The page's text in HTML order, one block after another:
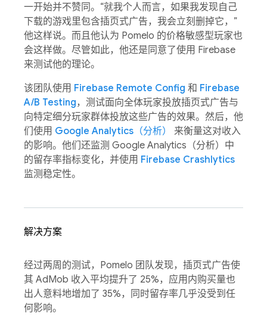
一开始并不赞同。“就我个人而言，如果我发现自己
下载的游戏里包含插页式广告，我会立刻删掉它，”
他这样说。而且他认为 Pomelo 的价格敏感型玩家也
会这样做。尽管如此，他还是同意了使用 Firebase
来测试他的理论。
该团队使用 Firebase Remote Config 和 Firebase
A/B Testing，测试面向全体玩家投放插页式广告与
向特定细分玩家群体投放这些广告的效果。然后，他
们使用 Google Analytics（分析）
来衡量这对收入
的影响。他们还监测 Google Analytics（分析）中
的留存率指标变化，并使用 Firebase Crashlytics
监测稳定性。
解决方案
经过两周的测试，Pomelo 团队发现，插页式广告使
其 AdMob 收入平均提升了 25%，应用内购买量也
出人意料地增加了 35%，同时留存率几乎没受到任
何影响。